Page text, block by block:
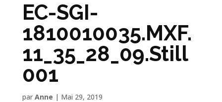
EC-SGI-
1810010035.MXF.
11_35_28_09.Still
001
par Anne | Mai 29, 2019